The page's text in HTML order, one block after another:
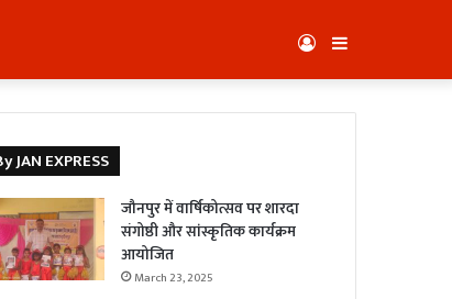
Log
In
JAN EXPRESS
जौनपुर में वार्षिकोत्सव पर शारदा
संगोष्ठी और सांस्कृतिक कार्यक्रम
आयोजित
March 23, 2025